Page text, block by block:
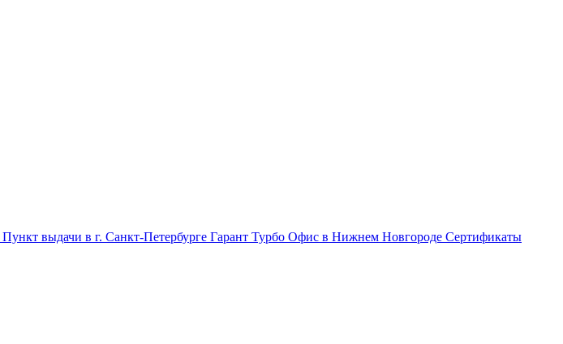
Пункт выдачи в г. Санкт-Петербурге Гарант Турбо Офис в Нижнем Новгороде Сертификаты